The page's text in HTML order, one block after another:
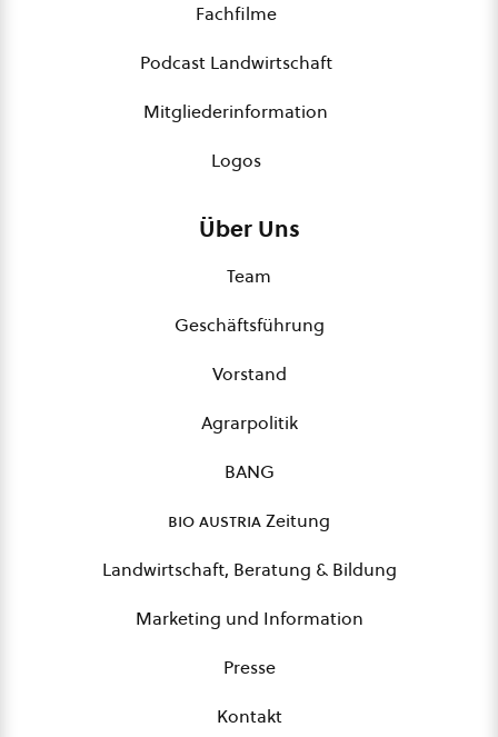
Fachfilme
Podcast Landwirtschaft
Mitgliederinformation
Logos
Über Uns
Team
Geschäftsführung
Vorstand
Agrarpolitik
BANG
bio austriaZeitung
Landwirtschaft, Beratung & Bildung
Marketing und Information
Presse
Kontakt